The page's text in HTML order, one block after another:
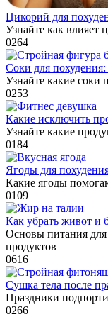
Цикорий для
Узнайте как влияет
0264
Соки для
Узнайте какие соки
0253
Какие исключить
Узнайте какие
0184
Ягоды для
Какие ягоды
0109
Как убрать живот и
Основы питания
продуктов
0616
Сушка тела после
Праздники
0266